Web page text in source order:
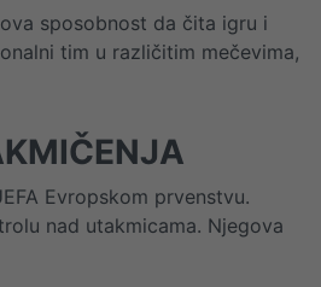
sposobnost da čita igru i
tim u različitim mečevima,
Evropskom prvenstvu.
nad utakmicama. Njegova